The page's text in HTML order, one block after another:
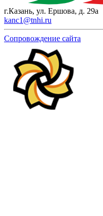
г.Казань, ул. Ершова, д. 29а
kanc1@tnhi.ru
Сопровождение сайта